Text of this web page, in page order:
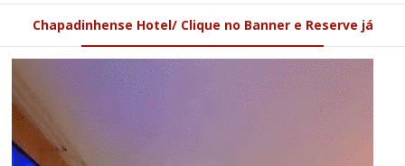
Chapadinhense Hotel/ Clique no Banner e Reserve já